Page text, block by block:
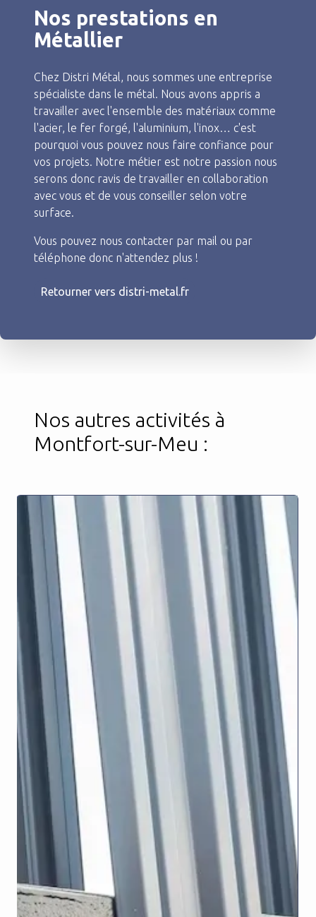
Nos prestations en
Métallier
Chez Distri Métal, nous sommes une entreprise
spécialiste dans le métal. Nous avons appris a
travailler avec l'ensemble des matériaux comme
l'acier, le fer forgé, l'aluminium, l'inox… c'est
pourquoi vous pouvez nous faire confiance pour
vos projets. Notre métier est notre passion nous
serons donc ravis de travailler en collaboration
avec vous et de vous conseiller selon votre
surface.
Vous pouvez nous contacter par mail ou par
téléphone donc n'attendez plus !
Retourner vers distri-metal.fr
Nos autres activités à
Montfort-sur-Meu :